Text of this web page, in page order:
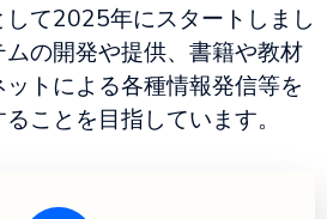
て2025年にスタートしまし
の開発や提供、書籍や教材
トによる各種情報発信等を
ことを目指しています。